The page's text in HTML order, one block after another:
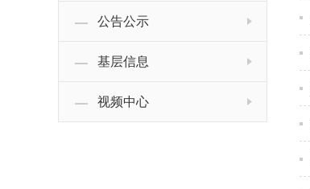
公告公示
基层信息
视频中心